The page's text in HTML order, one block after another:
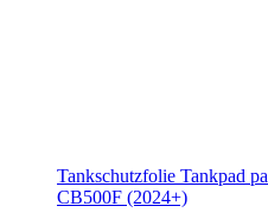
Tankschutzfolie Tankpad
CB500F (2024+)